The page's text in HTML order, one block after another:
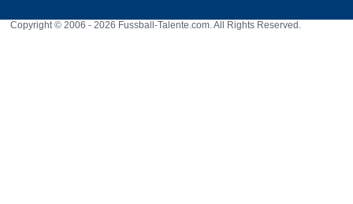
Copyright © 2006 - 2026 Fussball-Talente.com. All Rights Reserved.